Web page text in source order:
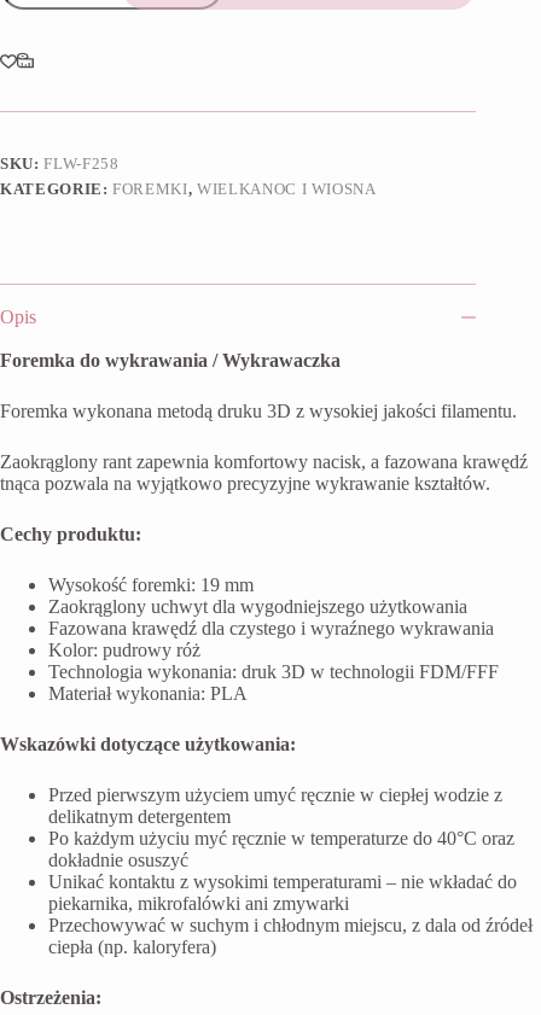
Owieczka
SKU:FLW-F258
KATEGORIE:FOREMKI,WIELKANOC I WIOSNA
Opis
Foremka do wykrawania / Wykrawaczka
Foremka wykonana metodą druku 3D z wysokiej jakości filamentu.
Zaokrąglony rant zapewnia komfortowy nacisk, a fazowana krawędź
tnąca pozwala na wyjątkowo precyzyjne wykrawanie kształtów.
Cechy produktu:
Wysokość foremki: 19 mm
Zaokrąglony uchwyt dla wygodniejszego użytkowania
Fazowana krawędź dla czystego i wyraźnego wykrawania
Kolor: pudrowy róż
Technologia wykonania: druk 3D w technologii FDM/FFF
Materiał wykonania: PLA
Wskazówki dotyczące użytkowania:
Przed pierwszym użyciem umyć ręcznie w ciepłej wodzie z
delikatnym detergentem
Po każdym użyciu myć ręcznie w temperaturze do 40°C oraz
dokładnie osuszyć
Unikać kontaktu z wysokimi temperaturami – nie wkładać do
piekarnika, mikrofalówki ani zmywarki
Przechowywać w suchym i chłodnym miejscu, z dala od źródeł
ciepła (np. kaloryfera)
Ostrzeżenia: